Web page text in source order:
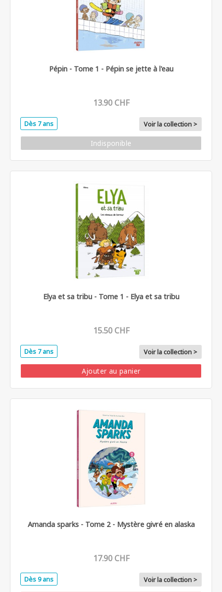
Pépin - Tome 1 - Pépin se jette à l'eau
13.90 CHF
Dès 7 ans Voir la collection >
Indisponible
Elya et sa tribu - Tome 1 - Elya et sa tribu
15.50 CHF
Dès 7 ans Voir la collection >
Ajouter au panier
Amanda sparks - Tome 2 - Mystère givré en alaska
17.90 CHF
Dès 9 ans Voir la collection >